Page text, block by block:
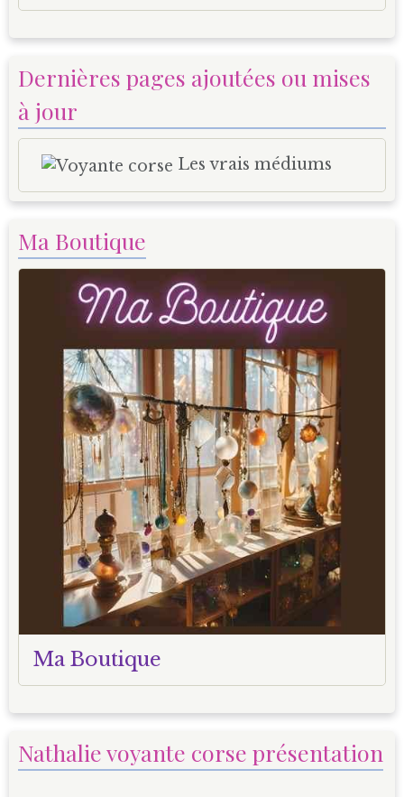
Dernières pages ajoutées ou mises
à jour
Les vrais médiums
Ma Boutique
Ma Boutique
Nathalie voyante corse présentation